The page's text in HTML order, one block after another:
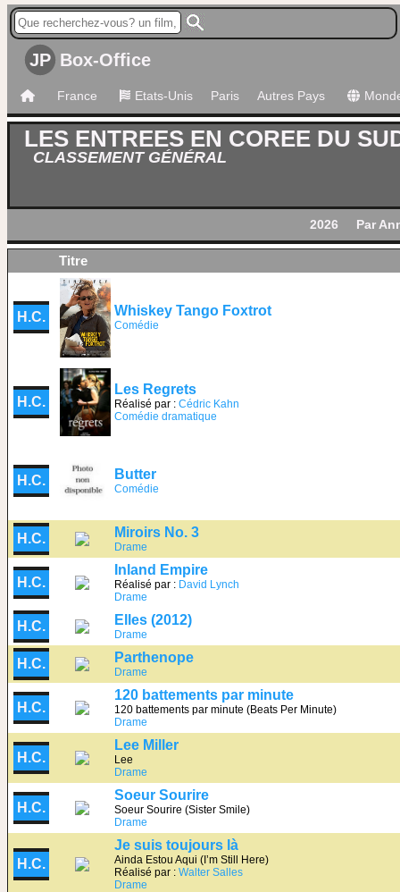
JP Box-Office
France Etats-Unis Paris Autres Pays
LES ENTREES EN COREE DU
CLASSEMENT GÉNÉRAL
2026 Par
Titre
H.C. Whiskey Tango Foxtrot
Comédie
H.C.
Les Regrets
Réalisé par : Cédric Kahn
Comédie dramatique
H.C. Butter
Comédie
H.C. Miroirs No. 3
Drame
H.C.
Inland Empire
Réalisé par : David Lynch
Drame
H.C. Elles (2012)
Drame
H.C. Parthenope
Drame
H.C.
120 battements par minute
120 battements par minute (Beats Per Minute)
Drame
H.C.
Lee Miller
Lee
Drame
H.C.
Soeur Sourire
Soeur Sourire (Sister Smile)
Drame
H.C.
Je suis toujours là
Ainda Estou Aqui (I’m Still Here)
Réalisé par : Walter Salles
Drame